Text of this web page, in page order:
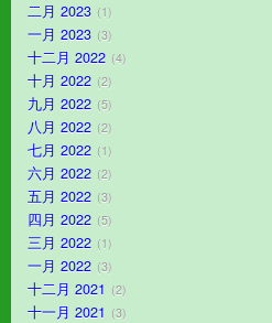
二月 2023 1
一月 2023 3
十二月 2022 4
十月 2022 2
九月 2022 5
八月 2022 2
七月 2022 1
六月 2022 2
五月 2022 3
四月 2022 5
三月 2022 1
一月 2022 3
十二月 2021 2
十一月 2021 3